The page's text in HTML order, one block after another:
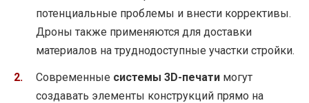
потенциальные проблемы и внести коррективы.
Дроны также применяются для доставки
материалов на труднодоступные участки стройки.
Современные системы 3D-печати могут
создавать элементы конструкций прямо на